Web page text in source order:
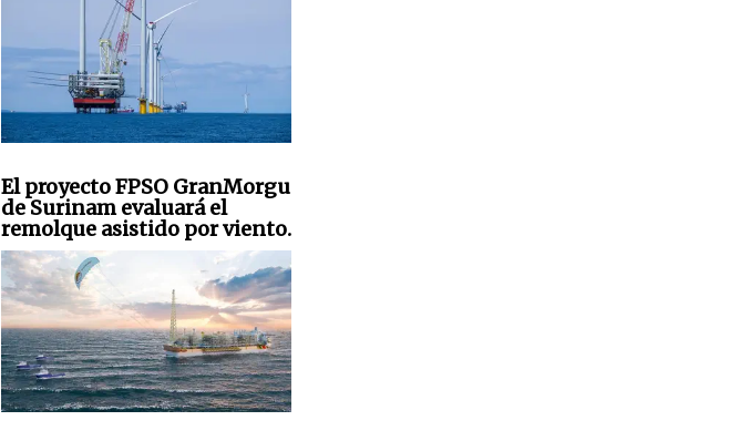
El proyecto FPSO GranMorgu
de Surinam evaluará el
remolque asistido por viento.